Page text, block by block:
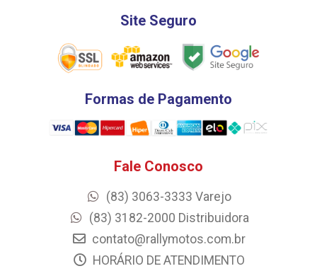
Site Seguro
Formas de Pagamento
Fale Conosco
(83) 3063-3333 Varejo
(83) 3182-2000 Distribuidora
contato@rallymotos.com.br
HORÁRIO DE ATENDIMENTO